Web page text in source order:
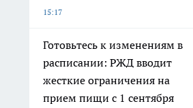
15:17
Готовьтесь к изменениям в
расписании: РЖД вводит
жесткие ограничения на
прием пищи с 1 сентября